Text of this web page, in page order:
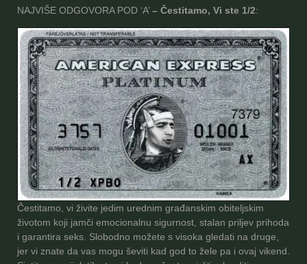
NAJVIŠE ODGOVORA POD ‘A’– Čestitamo, Vi ste 1/2:
Čestitamo, vi živite jedim urednim građanskim obiteljskim
životom koji jamči emocionalnu sigurnost, stalan priljev prihoda
i garantira seks. Slobodno možete s visoka gledati na druge,
jer vi znate da vas mogu ševiti kad god to žele pa i ovaj vikend.